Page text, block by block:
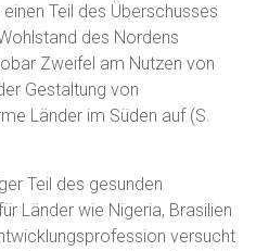
Teil des Überschusses
des Nordens
Zweifel am Nutzen von
Gestaltung von
Länder im Süden auf (S.
Teil des gesunden
Länder wie Nigeria, Brasilien
versucht